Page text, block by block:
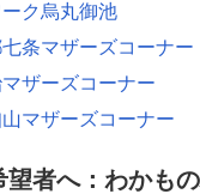
ク烏丸御池
条マザーズコーナー
ザーズコーナー
マザーズコーナー
望者へ：わかも